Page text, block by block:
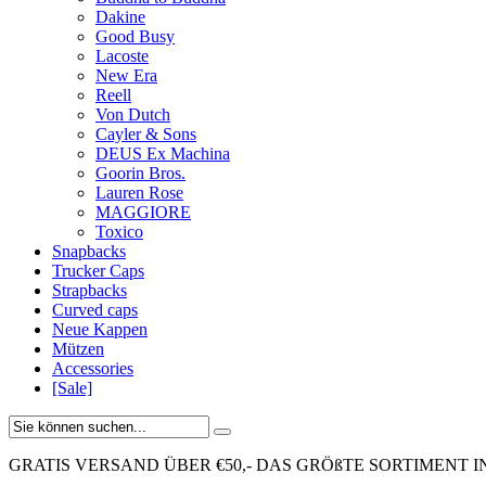
Dakine
Good Busy
Lacoste
New Era
Reell
Von Dutch
Cayler & Sons
DEUS Ex Machina
Goorin Bros.
Lauren Rose
MAGGIORE
Toxico
Snapbacks
Trucker Caps
Strapbacks
Curved caps
Neue Kappen
Mützen
Accessories
[Sale]
GRATIS VERSAND ÜBER €50,- DAS GRÖßTE SORTIMENT